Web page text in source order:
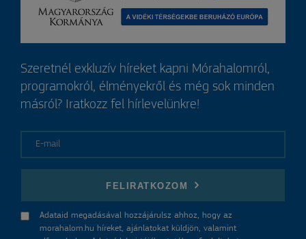
Szeretnél exkluzív híreket kapni Mórahalomról,
programokról, élményekről és még sok minden
másról? Iratkozz fel hírlevelünkre!
FELIRATKOZOM
Adataid megadásával hozzájárulsz ahhoz, hogy az
morahalom.hu híreket, ajánlatokat küldjön, valamint